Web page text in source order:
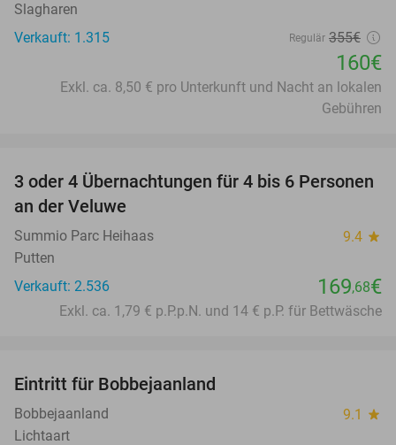
Slagharen
Verkauft: 1.315
Regulär 355€
160€
Exkl. ca. 8,50 € pro Unterkunft und Nacht an lokalen
Gebühren
3 oder 4 Übernachtungen für 4 bis 6 Personen
an der Veluwe
Summio Parc Heihaas 9.4 star
Putten
Verkauft: 2.536
169,68€
Exkl. ca. 1,79 € p.P.p.N. und 14 € p.P. für Bettwäsche
Eintritt für Bobbejaanland
Bobbejaanland 9.1 star
Lichtaart